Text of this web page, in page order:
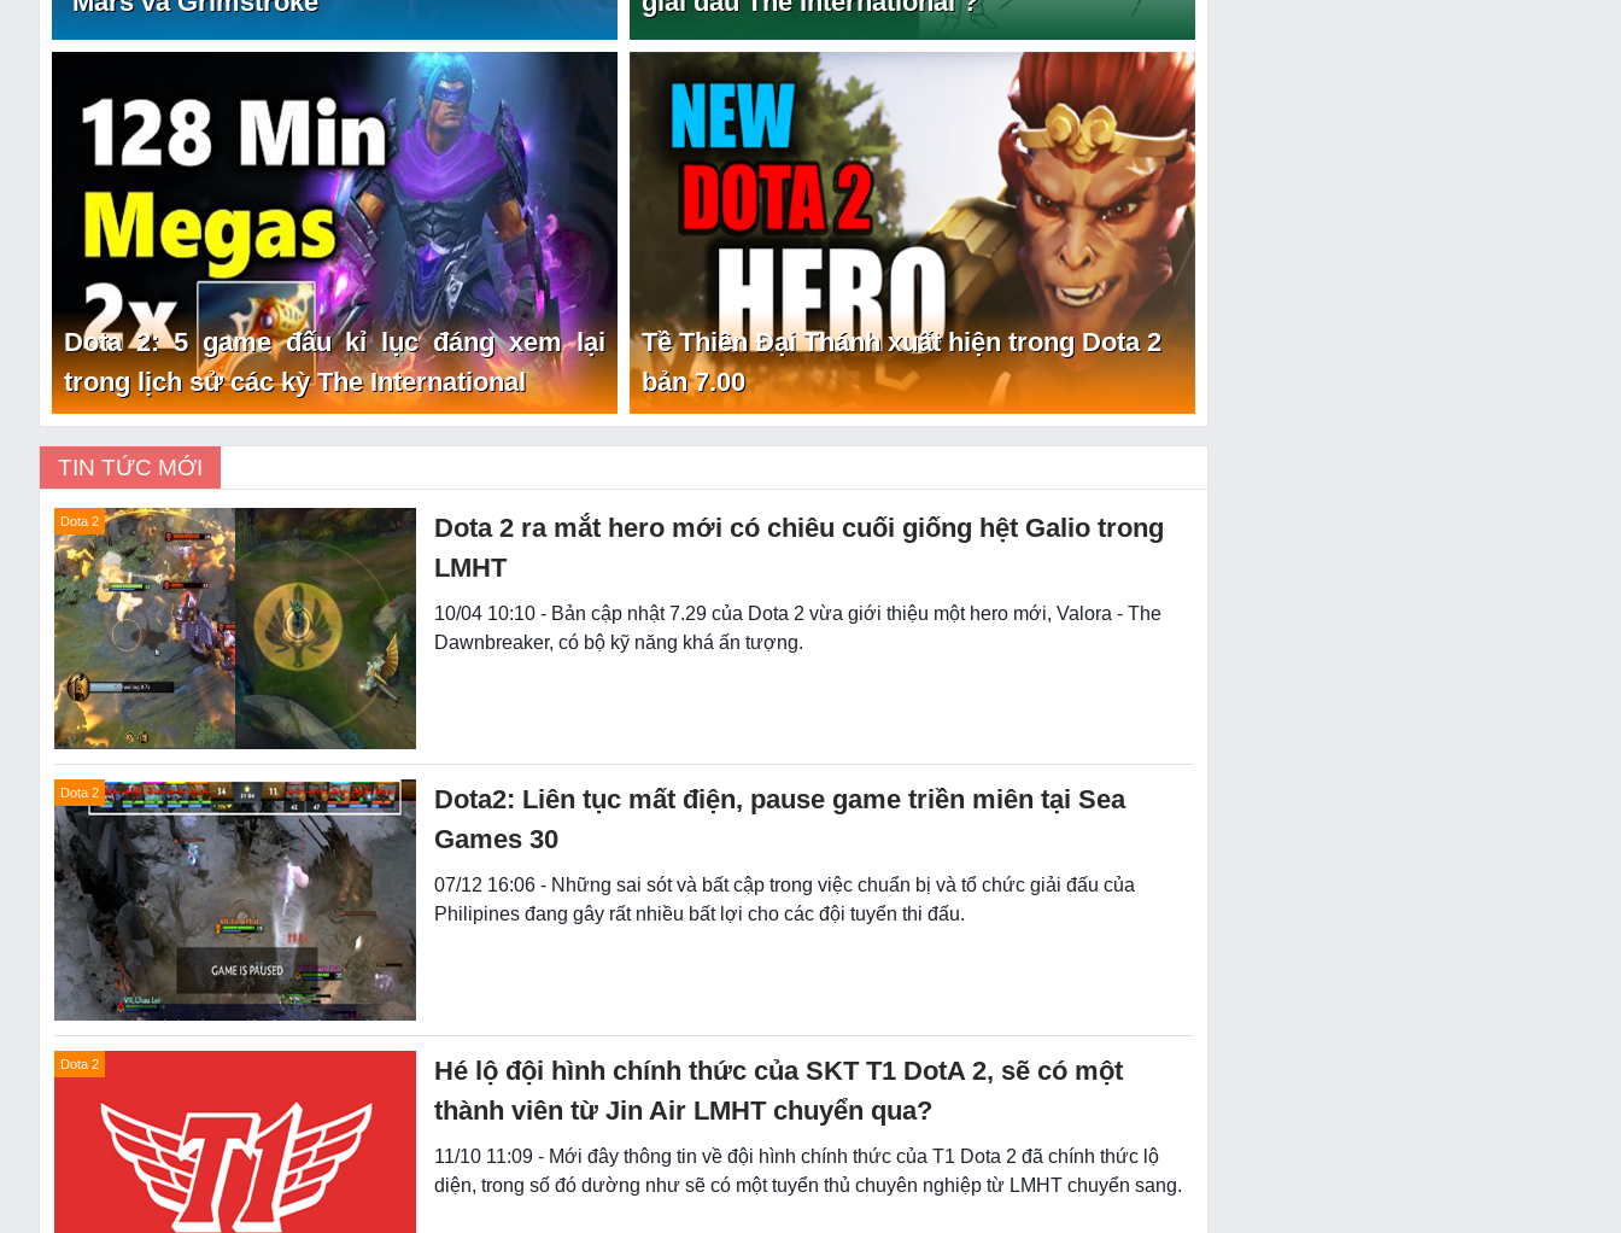
Dota 2: 5 game đấu kỉ lục đáng xem lại
trong lịch sử các kỳ The International
Tề Thiên Đại Thánh xuất hiện trong Dota 2
bản 7.00
TIN TỨC MỚI
Dota 2
Dota 2 ra mắt hero mới có chiêu cuối giống hệt Galio trong
LMHT
10/04 10:10 - Bản cập nhật 7.29 của Dota 2 vừa giới thiệu một hero mới, Valora - The
Dawnbreaker, có bộ kỹ năng khá ấn tượng.
Dota 2
Dota2: Liên tục mất điện, pause game triền miên tại Sea
Games 30
07/12 16:06 - Những sai sót và bất cập trong việc chuẩn bị và tổ chức giải đấu của
Philipines đang gây rất nhiều bất lợi cho các đội tuyển thi đấu.
Dota 2
Hé lộ đội hình chính thức của SKT T1 DotA 2, sẽ có một
thành viên từ Jin Air LMHT chuyển qua?
11/10 11:09 - Mới đây thông tin về đội hình chính thức của T1 Dota 2 đã chính thức lộ
diện, trong số đó dường như sẽ có một tuyển thủ chuyên nghiệp từ LMHT chuyển sang.